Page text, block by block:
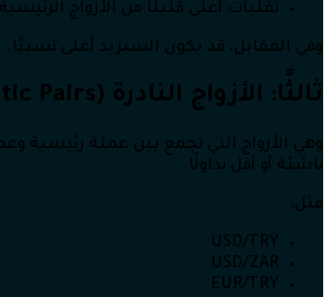
تقلبات أعلى قليلًا من الأزواج
وفي المقابل، قد يكون السبريد أعلى نسبيًا.
ثالثًا: الأزواج النادرة (Exotic Pairs)
وهي الأزواج التي تجمع بين عملة رئيسية
ناشئة أو أقل تداولًا.
مثل:
USD/TRY
USD/ZAR
EUR/TRY